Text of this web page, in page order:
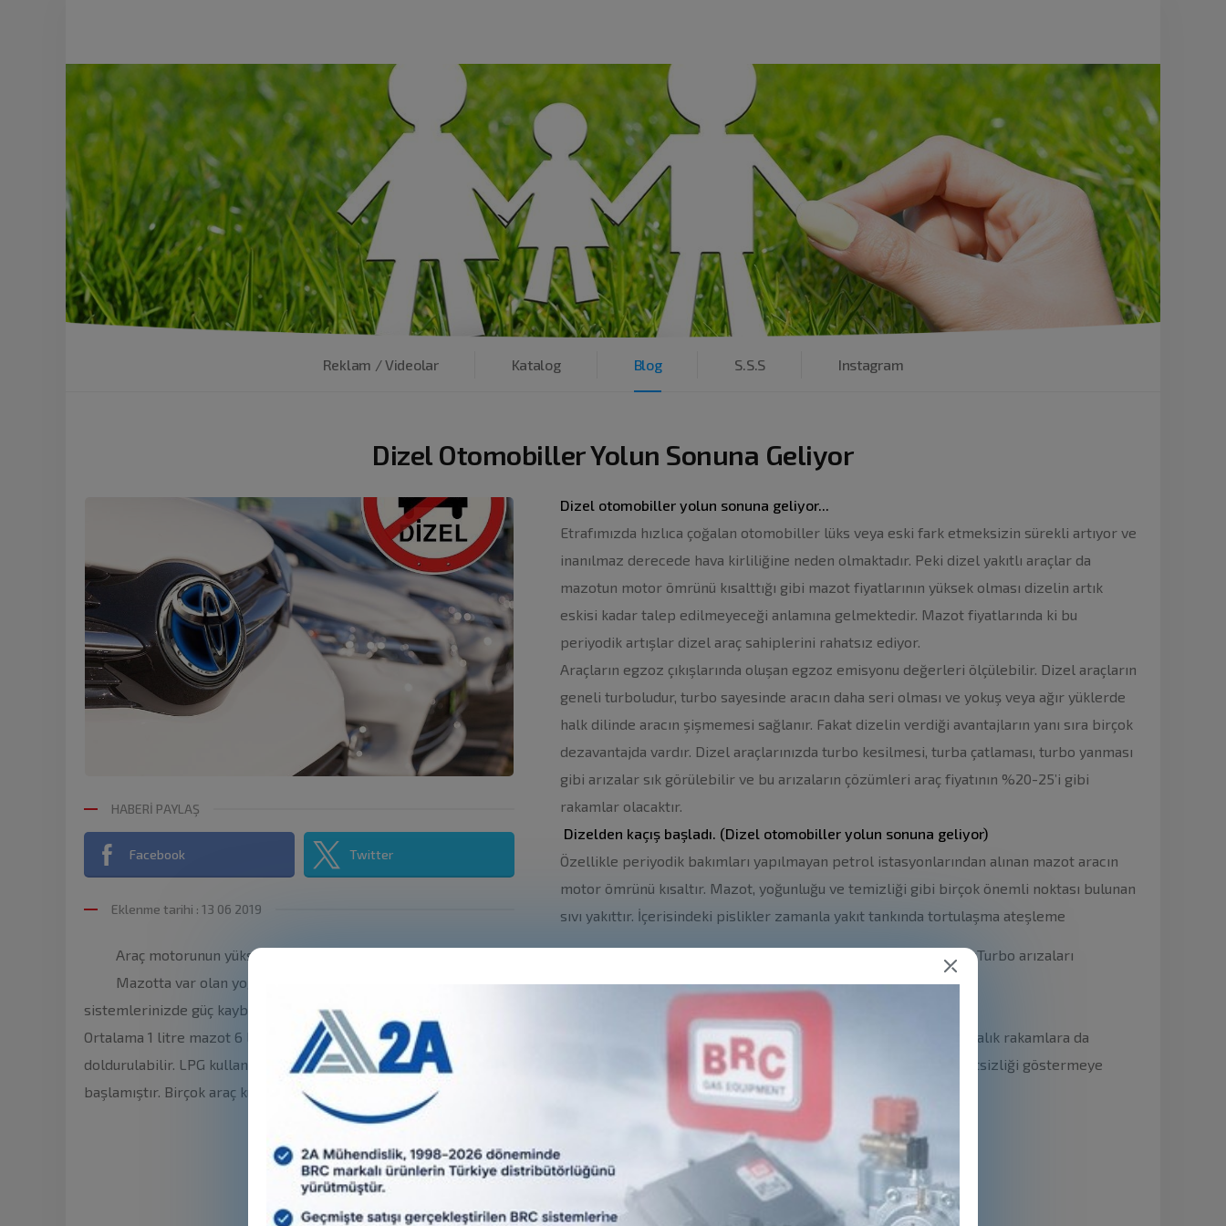
Reklam / Videolar Katalog Blog S.S.S Instagram
Dizel Otomobiller Yolun Sonuna Geliyor
HABERİ PAYLAŞ
Facebook Twitter
Eklenme tarihi : 13 06 2019
Dizel otomobiller yolun sonuna geliyor...
Etrafımızda hızlıca çoğalan otomobiller lüks veya eski fark etmeksizin sürekli artıyor ve
inanılmaz derecede hava kirliliğine neden olmaktadır. Peki dizel yakıtlı araçlar da
mazotun motor ömrünü kısalttığı gibi mazot fiyatlarının yüksek olması dizelin artık
eskisi kadar talep edilmeyeceği anlamına gelmektedir. Mazot fiyatlarında ki bu
periyodik artışlar dizel araç sahiplerini rahatsız ediyor.
Araçların egzoz çıkışlarında oluşan egzoz emisyonu değerleri ölçülebilir. Dizel araçların
geneli turboludur, turbo sayesinde aracın daha seri olması ve yokuş veya ağır yüklerde
halk dilinde aracın şişmemesi sağlanır. Fakat dizelin verdiği avantajların yanı sıra birçok
dezavantajda vardır. Dizel araçlarınızda turbo kesilmesi, turba çatlaması, turbo yanması
gibi arızalar sık görülebilir ve bu arızaların çözümleri araç fiyatının %20-25’i gibi
rakamlar olacaktır.
Dizelden kaçış başladı. (Dizel otomobiller yolun sonuna geliyor)
Araç motorunun yüksek sesli çalışması Sıfır araçlarda dizel araçlardan 20 - 30 bin lira fark alınmasıTurbo arızaları
Mazotta var olan yoğun pislik oranı
Özellikle periyodik bakımları yapılmayan petrol istasyonlarından alınan mazot aracın
motor ömrünü kısaltır. Mazot, yoğunluğu ve temizliği gibi birçok önemli noktası bulunan
sıvı yakıttır. İçerisindeki pislikler zamanla yakıt tankında tortulaşma ateşleme
sistemlerinizde güç kaybı ve püskürtme sistemin de tıkanıklığa yol açabilir.
Dizel otomobiller yolun sonuna geliyor...
Ortalama 1 litre mazot 6 lira civarındayken LPG 3 lira civarlarındadır. Her hangi bir aracın deposu 200 liraya da doldurulabilir, 300-400 liralık rakamlara da
doldurulabilir. LPG kullanılan araçlarda bakımlar 10 bin kilometrede yapılmaktadır. Dizel araçlar son 1-2 yılda büyük kullanıcı memnuniyetsizliği göstermeye
başlamıştır. Birçok araç kullanıcısı tercihini artık LPG araç alarak ya da taktırmakta kullanıyor.
Blog Arşivi